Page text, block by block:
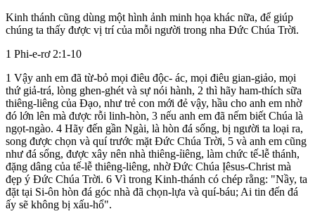
Kinh thánh cũng dùng một hình ảnh minh họa khác nữa, để giúp
chúng ta thấy được vị trí của mỗi người trong nha Đức Chúa Trời.
1 Phi-e-rơ 2:1-10
1 Vậy anh em đã từ-bỏ mọi điêu độc- ác, mọi điêu gian-giảo, mọi
thứ giả-trá, lòng ghen-ghét và sự nói hành, 2 thì hãy ham-thích sữa
thiêng-liêng của Đạo, như trẻ con mới đẻ vậy, hầu cho anh em nhờ
đó lớn lên mà được rỗi linh-hòn, 3 nếu anh em đã nếm biết Chúa là
ngọt-ngào. 4 Hãy đến gần Ngài, là hòn đá sống, bị người ta loại ra,
song được chọn và quí trước mặt Đức Chúa Trời, 5 và anh em cũng
như đá sổng, được xây nên nhà thiêng-ỉiêng, làm chức tế-lễ thánh,
đặng dâng của tế-lễ thiêng-liêng, nhờ Đức Chúa Ịêsus-Christ mà
đẹp ý Đức Chúa Trời. 6 Vì trong Kinh-thánh có chép rằng: "Nầy, ta
đặt tại Si-ôn hòn đá góc nhà đã chọn-lựa và quí-báu; Ai tin đến đá
ấy sẽ không bị xấu-hổ".